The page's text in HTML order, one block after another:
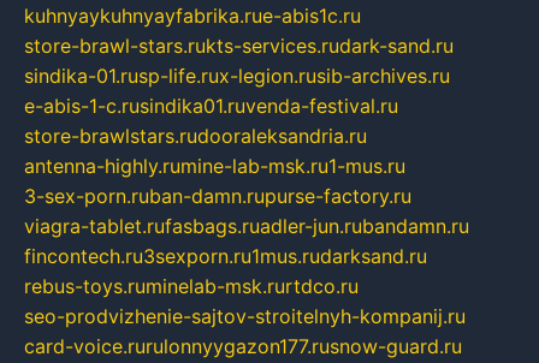
kuhnyaykuhnyayfabrika.rue-abis1c.ru
store-brawl-stars.rukts-services.rudark-sand.ru
sindika-01.rusp-life.rux-legion.rusib-archives.ru
e-abis-1-c.rusindika01.ruvenda-festival.ru
store-brawlstars.rudooraleksandria.ru
antenna-highly.rumine-lab-msk.ru1-mus.ru
3-sex-porn.ruban-damn.rupurse-factory.ru
viagra-tablet.rufasbags.ruadler-jun.rubandamn.ru
fincontech.ru3sexporn.ru1mus.rudarksand.ru
rebus-toys.ruminelab-msk.rurtdco.ru
seo-prodvizhenie-sajtov-stroitelnyh-kompanij.ru
card-voice.rurulonnyygazon177.rusnow-guard.ru